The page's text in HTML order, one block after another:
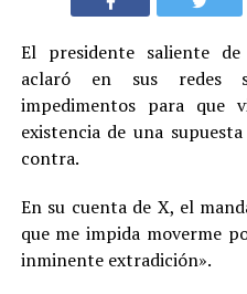
El presidente saliente
aclaró en sus redes
impedimentos para que
existencia de una
contra.
En su cuenta de X, el
que me impida moverme
inminente extradición».